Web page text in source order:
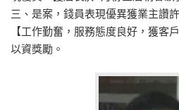
三、是案，錢員表現優異獲業主讚
【工作勤奮，服務態度良好，獲客
以資獎勵。